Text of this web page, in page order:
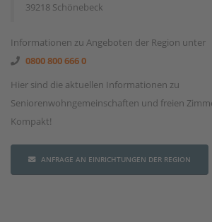
39218 Schönebeck
Informationen zu Angeboten der Region unter
0800 800 666 0
Hier sind die aktuellen Informationen zu
Seniorenwohngemeinschaften und freien
Kompakt!
ANFRAGE AN EINRICHTUNGEN DER REGION